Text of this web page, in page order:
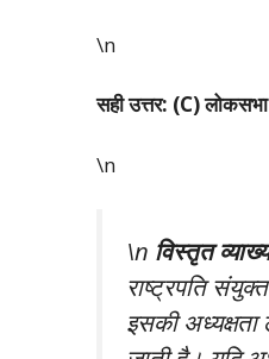
\n
सही उत्तर: (C)
\n
\n विस्तृत
राष्ट्रपति
इसकी अध्यक्षता